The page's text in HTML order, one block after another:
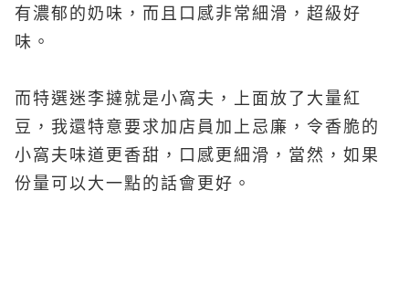
有濃郁的奶味，而且口感非常細滑，超級好
味。
而特選迷李撻就是小窩夫，上面放了大量紅
豆，我還特意要求加店員加上忌廉，令香脆的
小窩夫味道更香甜，口感更細滑，當然，如果
份量可以大一點的話會更好。